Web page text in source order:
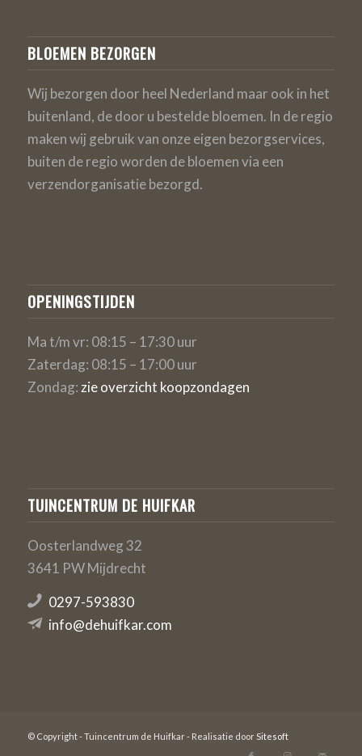
BLOEMEN BEZORGEN
Wij bezorgen door heel Nederland maar ook in het
buitenland, de door u bestelde bloemen. In de regio
maken wij gebruik van onze eigen bezorgservices,
buiten de regio worden de bloemen via een
verzendorganisatie bezorgd.
OPENINGSTIJDEN
Ma t/m vr: 08:15 – 17:30 uur
Zaterdag: 08:15 – 17:00 uur
Zondag:zie overzicht koopzondagen
TUINCENTRUM DE HUIFKAR
Oosterlandweg 32
3641 PW Mijdrecht
0297-593830
info@dehuifkar.com
© Copyright - Tuincentrum de Huifkar - Realisatie door Sitesoft